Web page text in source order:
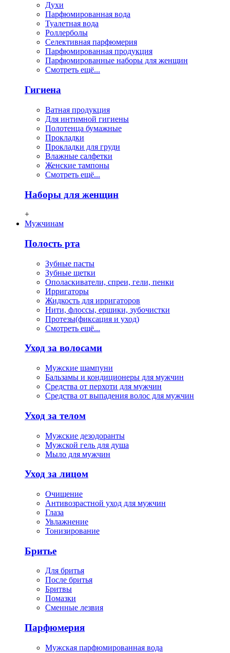
Духи
Парфюмированная вода
Туалетная вода
Роллерболы
Селективная парфюмерия
Парфюмированная продукция
Парфюмированные наборы для женщин
Смотреть ещё...
Гигиена
Ватная продукция
Для интимной гигиены
Полотенца бумажные
Прокладки
Прокладки для груди
Влажные салфетки
Женские тампоны
Смотреть ещё...
Наборы для женщин
+
Мужчинам
Полость рта
Зубные пасты
Зубные щетки
Ополаскиватели, спреи, гели, пенки
Ирригаторы
Жидкость для ирригаторов
Нити, флосcы, ершики, зубочистки
Протезы(фиксация и уход)
Смотреть ещё...
Уход за волосами
Мужские шампуни
Бальзамы и кондиционеры для мужчин
Средства от перхоти для мужчин
Средства от выпадения волос для мужчин
Уход за телом
Мужские дезодоранты
Мужской гель для душа
Мыло для мужчин
Уход за лицом
Очищение
Антивозрастной уход для мужчин
Глаза
Увлажнение
Тонизирование
Бритье
Для бритья
После бритья
Бритвы
Помазки
Сменные лезвия
Парфюмерия
Мужская парфюмированная вода